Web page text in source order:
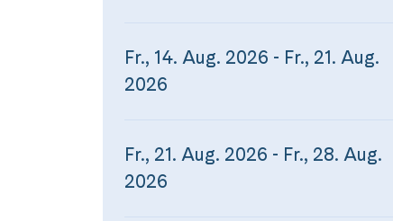
Fr., 14. Aug. 2026 - Fr., 21. Aug.
2026
Fr., 21. Aug. 2026 - Fr., 28. Aug.
2026